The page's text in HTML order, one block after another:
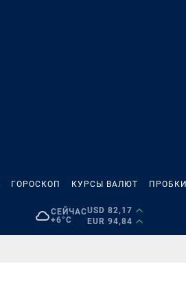
ГОРОСКОП КУРСЫ ВАЛЮТ ПРОБКИ
СЕЙЧАС
+6°C
USD 82,17
EUR 94,84